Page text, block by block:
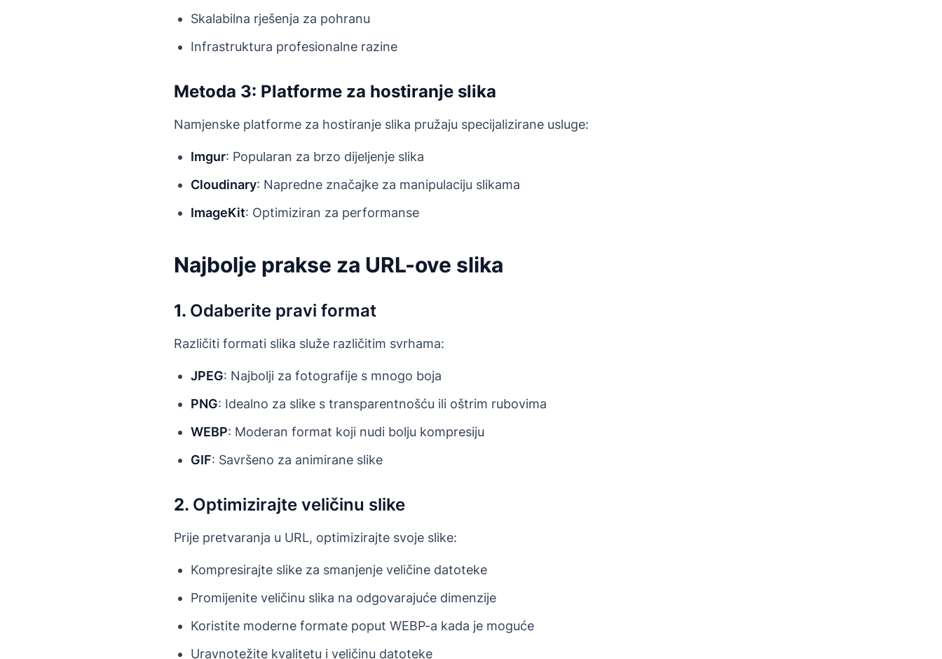
Skalabilna rješenja za pohranu
Infrastruktura profesionalne razine
Metoda 3: Platforme za hostiranje slika
Namjenske platforme za hostiranje slika pružaju specijalizirane usluge:
Imgur: Popularan za brzo dijeljenje slika
Cloudinary: Napredne značajke za manipulaciju slikama
ImageKit: Optimiziran za performanse
Najbolje prakse za URL-ove slika
1. Odaberite pravi format
Različiti formati slika služe različitim svrhama:
JPEG: Najbolji za fotografije s mnogo boja
PNG: Idealno za slike s transparentnošću ili oštrim rubovima
WEBP: Moderan format koji nudi bolju kompresiju
GIF: Savršeno za animirane slike
2. Optimizirajte veličinu slike
Prije pretvaranja u URL, optimizirajte svoje slike:
Kompresirajte slike za smanjenje veličine datoteke
Promijenite veličinu slika na odgovarajuće dimenzije
Koristite moderne formate poput WEBP-a kada je moguće
Uravnotežite kvalitetu i veličinu datoteke